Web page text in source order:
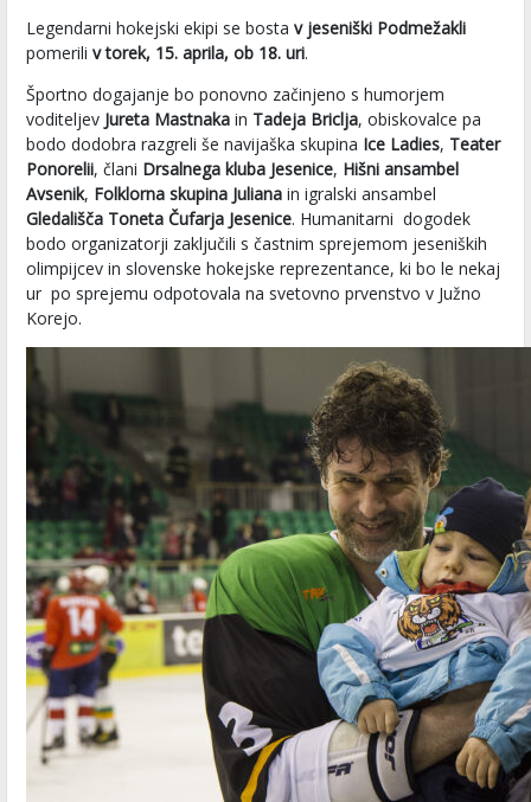
Legendarni hokejski ekipi se bosta v jeseniški Podmežakli
pomerili v torek, 15. aprila, ob 18. uri.
Športno dogajanje bo ponovno začinjeno s humorjem
voditeljev Jureta Mastnaka in Tadeja Briclja, obiskovalce pa
bodo dodobra razgreli še navijaška skupina Ice Ladies, Teater
Ponorelii, člani Drsalnega kluba Jesenice, Hišni ansambel
Avsenik, Folklorna skupina Juliana in igralski ansambel
Gledališča Toneta Čufarja Jesenice. Humanitarni dogodek
bodo organizatorji zaključili s častnim sprejemom jeseniških
olimpijcev in slovenske hokejske reprezentance, ki bo le nekaj
ur po sprejemu odpotovala na svetovno prvenstvo v Južno
Korejo.